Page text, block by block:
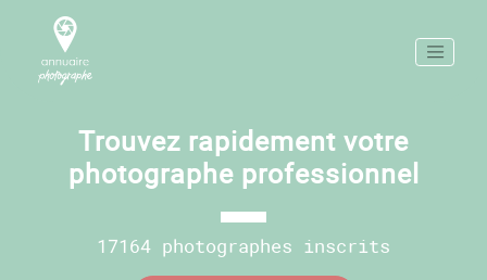
Trouvez rapidement votre
photographe professionnel
17164 photographes inscrits